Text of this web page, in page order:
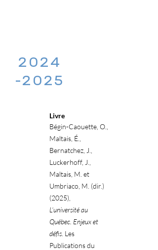
2024
-2025
Livre
Bégin-Caouette, O.,
Maltais, É.,
Bernatchez, J.,
Luckerhoff, J.,
Maltais, M. et
Umbriaco, M. (dir.)
(2025),
L’université au
Québec. Enjeux et
défis . Les
Publications du